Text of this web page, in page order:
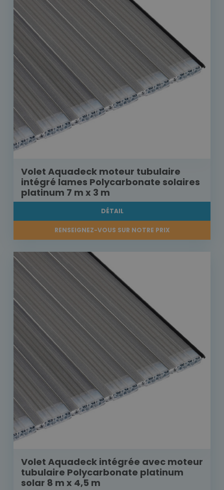
Volet Aquadeck moteur tubulaire
intégré lames Polycarbonate solaires
platinum 7 m x 3 m
DÉTAIL
RENSEIGNEZ-VOUS SUR NOTRE PRIX
Volet Aquadeck intégrée avec moteur
tubulaire Polycarbonate platinum
solar 8 m x 4,5 m